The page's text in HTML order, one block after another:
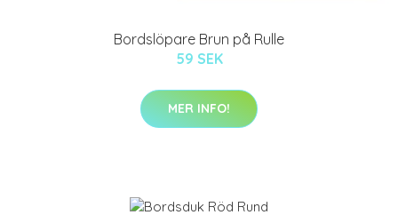
Bordslöpare Brun på Rulle
59 SEK
MER INFO!